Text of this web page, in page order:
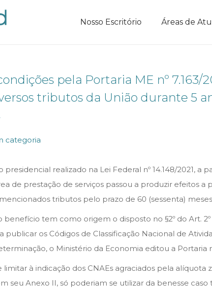
Nosso Escritório Áreas de
pela Portaria ME nº 7.163/
tributos da União durante 5
categoria
realizado na Lei Federal nº 14.148/2021, a
de prestação de serviços passou a produzir efeitos
tributos pelo prazo de 60 (sessenta)
tem como origem o disposto no §2º do Art.
publicar os Códigos de Classificação Nacional de
o Ministério da Economia editou a Portaria
à indicação dos CNAEs agraciados pela
seu Anexo II, só poderiam se utilizar da benesse